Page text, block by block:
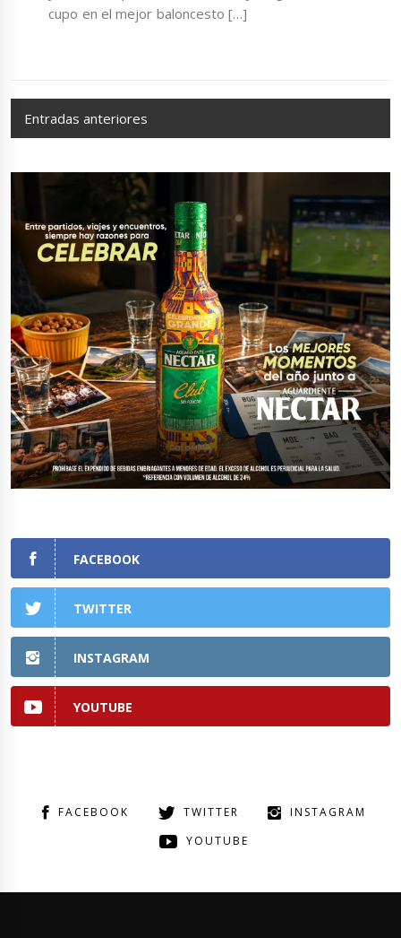
cupo en el mejor baloncesto […]
Navegación
de
Entradas anteriores
FACEBOOK
TWITTER
INSTAGRAM
YOUTUBE
FACEBOOK TWITTER
INSTAGRAM
YOUTUBE